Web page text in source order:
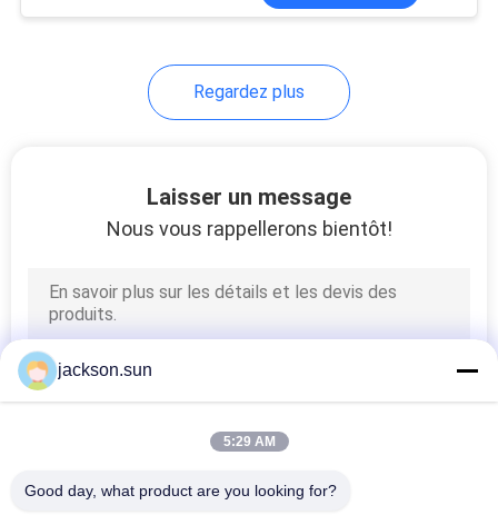
Regardez plus
Laisser un message
Nous vous rappellerons bientôt!
jackson.sun
5:29 AM
Good day, what product are you looking for?